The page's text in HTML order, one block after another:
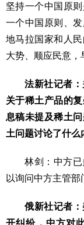
坚持一个中国原
一个中国原则、
地马拉国家和人
大势、顺应民意，
法新社记者
关于稀土产品的
息稿未提及稀土
土问题讨论了什么
林剑：中方
以询问中方主管部
俄新社记者
开纠纷，中方对